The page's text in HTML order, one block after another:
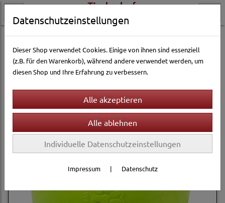
Hundewelt Hundespielzeug & Sport Funspielzeuge
Sortierung wählen
Filter
Datenschutzeinstellungen
Dieser Shop verwendet Cookies. Einige von ihnen sind essenziell
(z.B. für den Warenkorb), während andere verwendet werden, um
diesen Shop und Ihre Erfahrung zu verbessern.
Individuelle Datenschutzeinstellungen
Impressum | Datenschutz